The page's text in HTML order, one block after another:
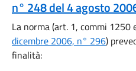
n° 248 del 4 agosto
La norma (art. 1, commi 1250
dicembre 2006, n° 296)
finalità: